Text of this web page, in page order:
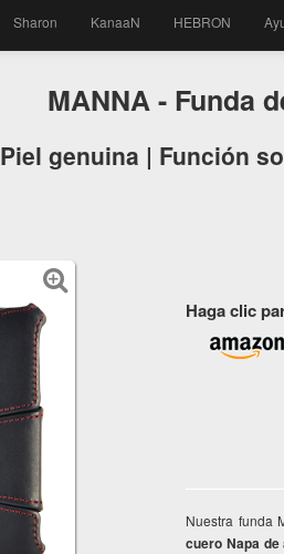
Sharon KanaaN HEBRON
MANNA - Funda
Piel genuina | Función
Haga clic
Nuestra funda
cuero Napa